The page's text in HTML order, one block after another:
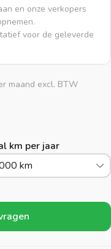
en onze verkopers
voor de geleverde
maand excl. BTW
km per jaar
km